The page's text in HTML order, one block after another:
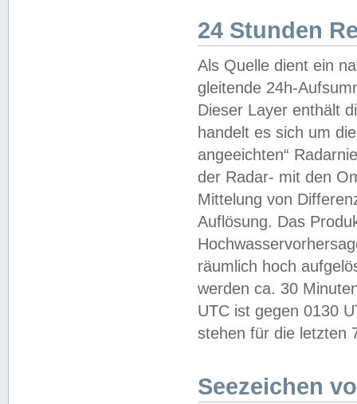
24 Stunden
Als Quelle dient ein
gleitende 24h-
Dieser Layer enthält
handelt es sich um
angeeichten“
der Radar- mit den
Mittelung von
Auflösung. Das
räumlich hoch
werden ca. 30
UTC ist gegen 0130
stehen für die letzten
Seezeichen